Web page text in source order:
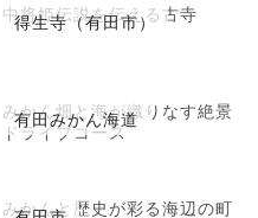
得生寺（有田市）
中将姫伝説を伝える古寺
有田みかん海道
みかん畑と海が織りなす絶景
ドライブコース
みかんと歴史が彩る海辺の町